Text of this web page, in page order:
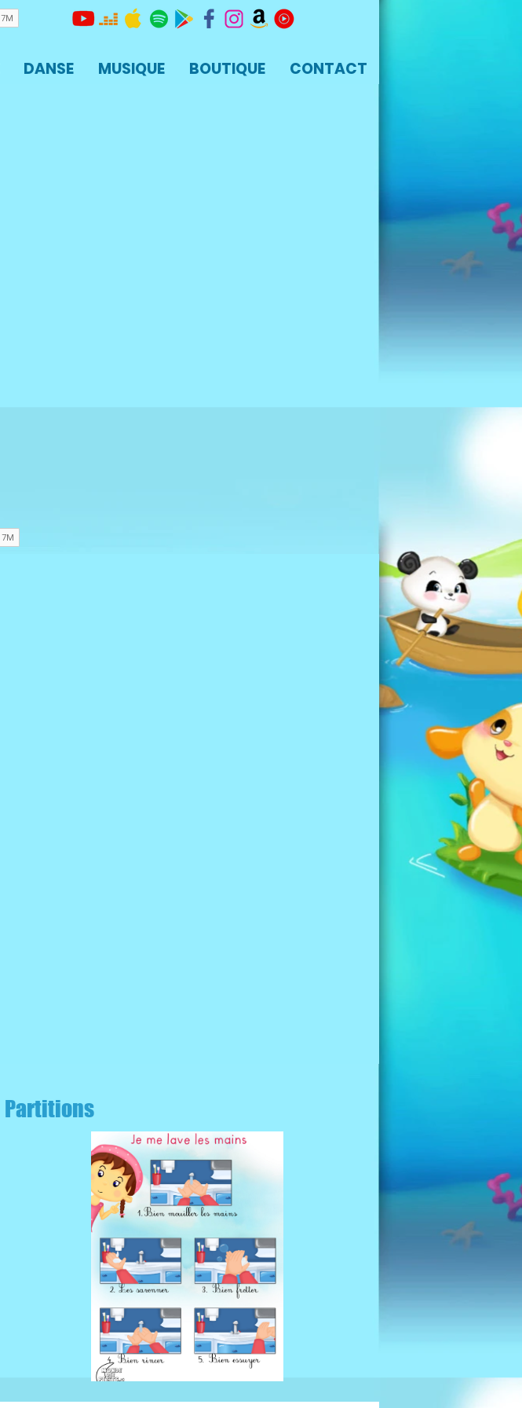
DANSE MUSIQUE BOUTIQUE CONTACT
Partitions